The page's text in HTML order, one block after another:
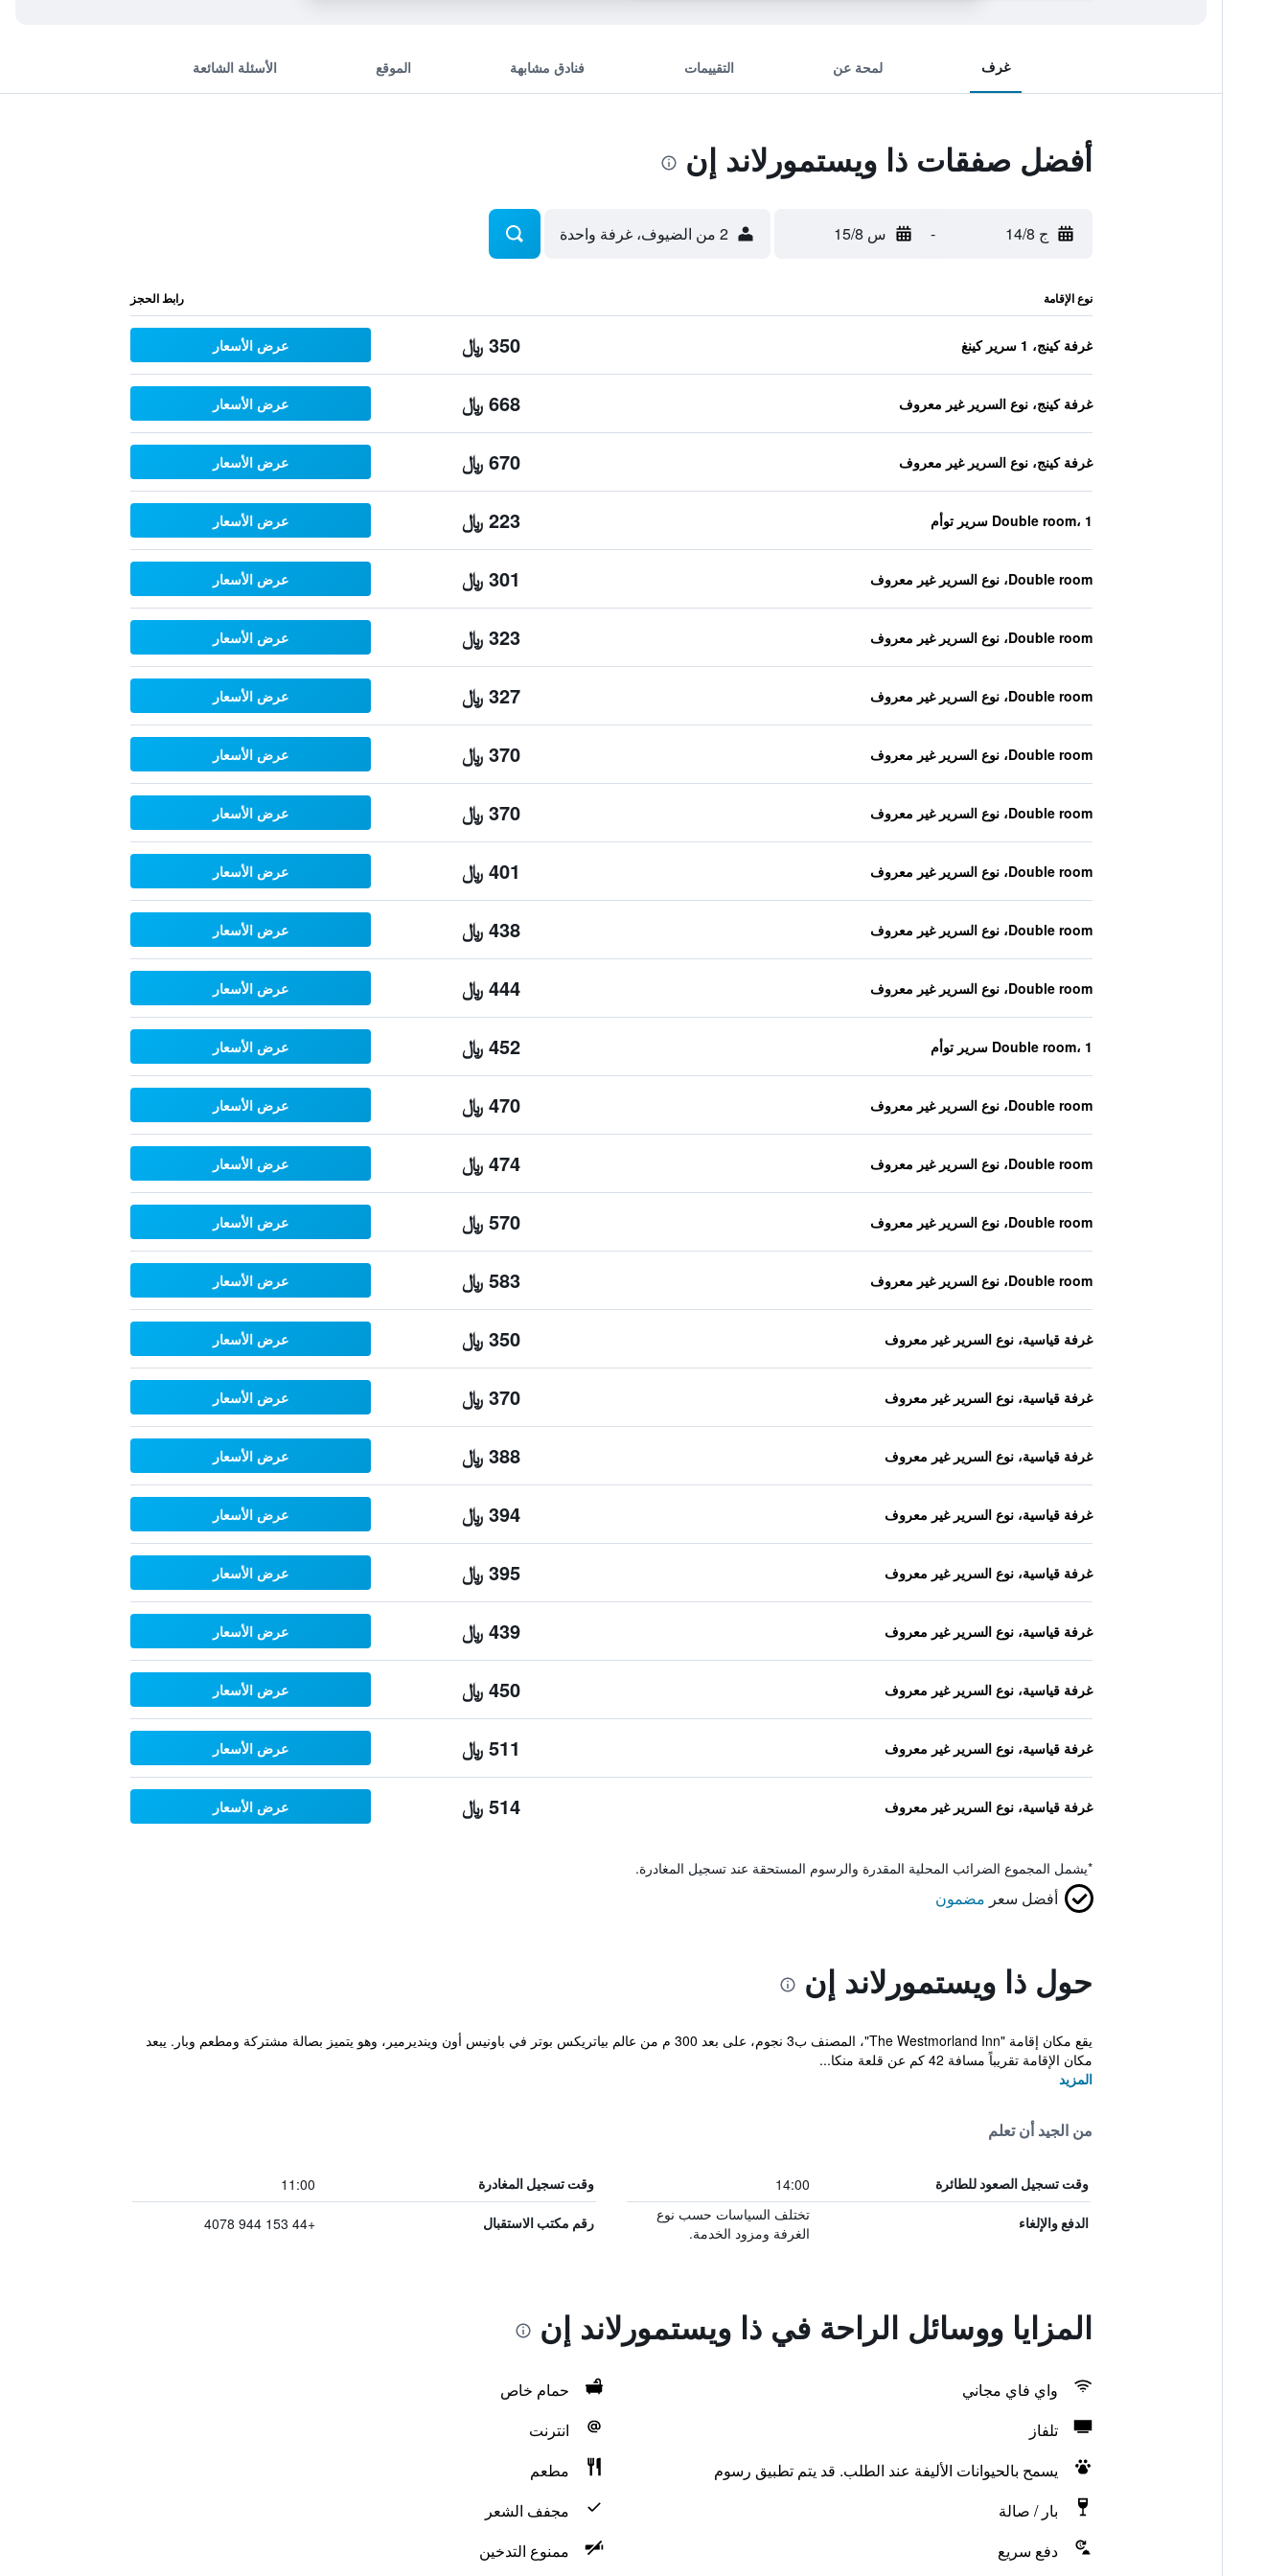
غرف لمحة عن التقييمات فنادق مشابهة الموقع الأسئلة الشائعة
أفضل صفقات ذا ويستمورلاند إن
ج 14/8 - س 15/8 2 من الضيوف، غرفة واحدة
نوع الإقامة رابط الحجز
غرفة كينج، 1 سرير كينغ 350 ﷼ عرض الأسعار
غرفة كينج، نوع السرير غير معروف 668 ﷼ عرض الأسعار
غرفة كينج، نوع السرير غير معروف 670 ﷼ عرض الأسعار
Double room، 1 سرير توأم 223 ﷼ عرض الأسعار
Double room، نوع السرير غير معروف 301 ﷼ عرض الأسعار
Double room، نوع السرير غير معروف 323 ﷼ عرض الأسعار
Double room، نوع السرير غير معروف 327 ﷼ عرض الأسعار
Double room، نوع السرير غير معروف 370 ﷼ عرض الأسعار
Double room، نوع السرير غير معروف 370 ﷼ عرض الأسعار
Double room، نوع السرير غير معروف 401 ﷼ عرض الأسعار
Double room، نوع السرير غير معروف 438 ﷼ عرض الأسعار
Double room، نوع السرير غير معروف 444 ﷼ عرض الأسعار
Double room، 1 سرير توأم 452 ﷼ عرض الأسعار
Double room، نوع السرير غير معروف 470 ﷼ عرض الأسعار
Double room، نوع السرير غير معروف 474 ﷼ عرض الأسعار
Double room، نوع السرير غير معروف 570 ﷼ عرض الأسعار
Double room، نوع السرير غير معروف 583 ﷼ عرض الأسعار
غرفة قياسية، نوع السرير غير معروف 350 ﷼ عرض الأسعار
غرفة قياسية، نوع السرير غير معروف 370 ﷼ عرض الأسعار
غرفة قياسية، نوع السرير غير معروف 388 ﷼ عرض الأسعار
غرفة قياسية، نوع السرير غير معروف 394 ﷼ عرض الأسعار
غرفة قياسية، نوع السرير غير معروف 395 ﷼ عرض الأسعار
غرفة قياسية، نوع السرير غير معروف 439 ﷼ عرض الأسعار
غرفة قياسية، نوع السرير غير معروف 450 ﷼ عرض الأسعار
غرفة قياسية، نوع السرير غير معروف 511 ﷼ عرض الأسعار
غرفة قياسية، نوع السرير غير معروف 514 ﷼ عرض الأسعار
*يشمل المجموع الضرائب المحلية المقدرة والرسوم المستحقة عند تسجيل المغادرة.
أفضل سعر مضمون
حول ذا ويستمورلاند إن
يقع مكان إقامة "The Westmorland Inn"، المصنف ب3 نجوم، على بعد 300 م من عالم بياتريكس بوتر في باونيس أون وينديرمير، وهو يتميز بصالة مشتركة ومطعم وبار. يبعد
مكان الإقامة تقريباً مسافة 42 كم عن قلعة منكا...
المزيد
من الجيد أن تعلم
وقت تسجيل الصعود للطائرة 14:00 وقت تسجيل المغادرة 11:00
الدفع والإلغاء
تختلف السياسات حسب نوع
الغرفة ومزود الخدمة.
رقم مكتب الاستقبال +44 153 944 4078
المزايا ووسائل الراحة في ذا ويستمورلاند إن
واي فاي مجاني
حمام خاص
تلفاز
انترنت
يسمح بالحيوانات الأليفة عند الطلب. قد يتم تطبيق رسوم
مطعم
بار / صالة
مجفف الشعر
دفع سريع
ممنوع التدخين